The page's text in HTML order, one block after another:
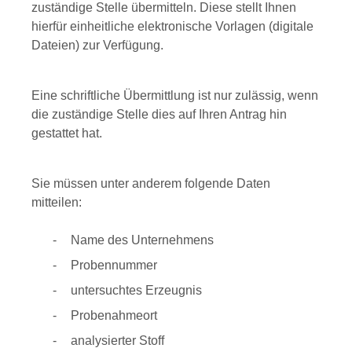
zuständige Stelle übermitteln. Diese stellt Ihnen
hierfür einheitliche elektronische Vorlagen (digitale
Dateien) zur Verfügung.
Eine schriftliche Übermittlung ist nur zulässig, wenn
die zuständige Stelle dies auf Ihren Antrag hin
gestattet hat.
Sie müssen unter anderem folgende Daten
mitteilen:
Name des Unternehmens
Probennummer
untersuchtes Erzeugnis
Probenahmeort
analysierter Stoff